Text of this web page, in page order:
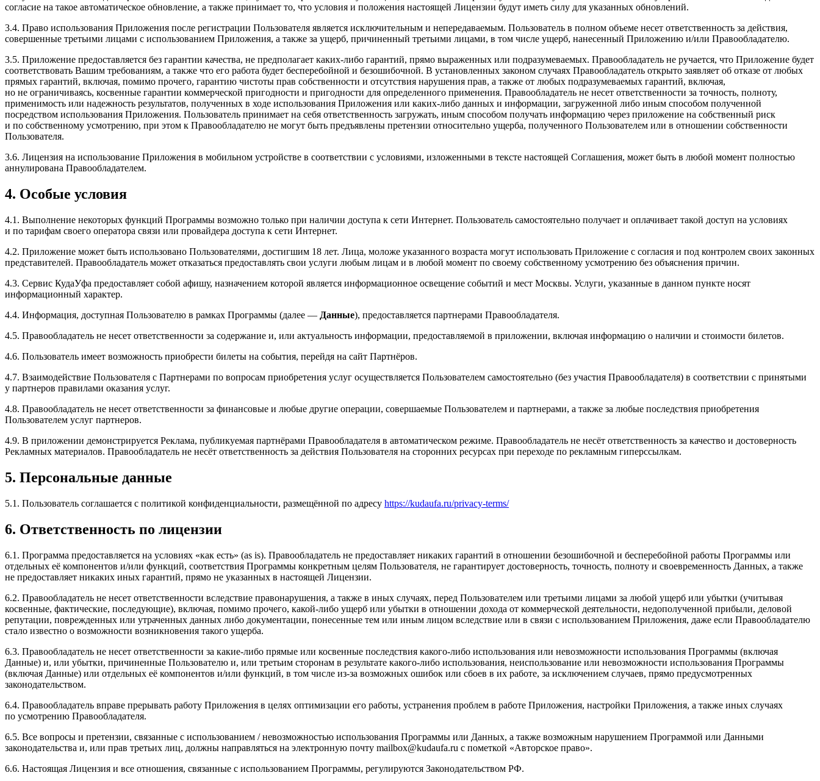
согласие на такое автоматическое обновление, а также принимает то, что условия и положения настоящей Лицензии будут иметь силу для указанных обновлений.
3.4. Право использования Приложения после регистрации Пользователя является исключительным и непередаваемым. Пользователь в полном объеме несет ответственность за действия,
совершенные третьими лицами с использованием Приложения, а также за ущерб, причиненный третьими лицами, в том числе ущерб, нанесенный Приложению и/или Правообладателю.
3.5. Приложение предоставляется без гарантии качества, не предполагает каких-либо гарантий, прямо выраженных или подразумеваемых. Правообладатель не ручается, что Приложение будет
соответствовать Вашим требованиям, а также что его работа будет бесперебойной и безошибочной. В установленных законом случаях Правообладатель открыто заявляет об отказе от любых
прямых гарантий, включая, помимо прочего, гарантию чистоты прав собственности и отсутствия нарушения прав, а также от любых подразумеваемых гарантий, включая,
но не ограничиваясь, косвенные гарантии коммерческой пригодности и пригодности для определенного применения. Правообладатель не несет ответственности за точность, полноту,
применимость или надежность результатов, полученных в ходе использования Приложения или каких-либо данных и информации, загруженной либо иным способом полученной
посредством использования Приложения. Пользователь принимает на себя ответственность загружать, иным способом получать информацию через приложение на собственный риск
и по собственному усмотрению, при этом к Правообладателю не могут быть предъявлены претензии относительно ущерба, полученного Пользователем или в отношении собственности
Пользователя.
3.6. Лицензия на использование Приложения в мобильном устройстве в соответствии с условиями, изложенными в тексте настоящей Соглашения, может быть в любой момент полностью
аннулирована Правообладателем.
4. Особые условия
4.1. Выполнение некоторых функций Программы возможно только при наличии доступа к сети Интернет. Пользователь самостоятельно получает и оплачивает такой доступ на условиях
и по тарифам своего оператора связи или провайдера доступа к сети Интернет.
4.2. Приложение может быть использовано Пользователями, достигшим 18 лет. Лица, моложе указанного возраста могут использовать Приложение с согласия и под контролем своих законных
представителей. Правообладатель может отказаться предоставлять свои услуги любым лицам и в любой момент по своему собственному усмотрению без объяснения причин.
4.3. Сервис КудаУфа предоставляет собой афишу, назначением которой является информационное освещение событий и мест Москвы. Услуги, указанные в данном пункте носят
информационный характер.
4.4. Информация, доступная Пользователю в рамках Программы (далее — Данные), предоставляется партнерами Правообладателя.
4.5. Правообладатель не несет ответственности за содержание и, или актуальность информации, предоставляемой в приложении, включая информацию о наличии и стоимости билетов.
4.6. Пользователь имеет возможность приобрести билеты на события, перейдя на сайт Партнёров.
4.7. Взаимодействие Пользователя с Партнерами по вопросам приобретения услуг осуществляется Пользователем самостоятельно (без участия Правообладателя) в соответствии с принятыми
у партнеров правилами оказания услуг.
4.8. Правообладатель не несет ответственности за финансовые и любые другие операции, совершаемые Пользователем и партнерами, а также за любые последствия приобретения
Пользователем услуг партнеров.
4.9. В приложении демонстрируется Реклама, публикуемая партнёрами Правообладателя в автоматическом режиме. Правообладатель не несёт ответственность за качество и достоверность
Рекламных материалов. Правообладатель не несёт ответственность за действия Пользователя на сторонних ресурсах при переходе по рекламным гиперссылкам.
5. Персональные данные
5.1. Пользователь соглашается с политикой конфиденциальности, размещённой по адресу https://kudaufa.ru/privacy-terms/
6. Ответственность по лицензии
6.1. Программа предоставляется на условиях «как есть» (as is). Правообладатель не предоставляет никаких гарантий в отношении безошибочной и бесперебойной работы Программы или
отдельных её компонентов и/или функций, соответствия Программы конкретным целям Пользователя, не гарантирует достоверность, точность, полноту и своевременность Данных, а также
не предоставляет никаких иных гарантий, прямо не указанных в настоящей Лицензии.
6.2. Правообладатель не несет ответственности вследствие правонарушения, а также в иных случаях, перед Пользователем или третьими лицами за любой ущерб или убытки (учитывая
косвенные, фактические, последующие), включая, помимо прочего, какой-либо ущерб или убытки в отношении дохода от коммерческой деятельности, недополученной прибыли, деловой
репутации, поврежденных или утраченных данных либо документации, понесенные тем или иным лицом вследствие или в связи с использованием Приложения, даже если Правообладателю
стало известно о возможности возникновения такого ущерба.
6.3. Правообладатель не несет ответственности за какие-либо прямые или косвенные последствия какого-либо использования или невозможности использования Программы (включая
Данные) и, или убытки, причиненные Пользователю и, или третьим сторонам в результате какого-либо использования, неиспользование или невозможности использования Программы
(включая Данные) или отдельных её компонентов и/или функций, в том числе из-за возможных ошибок или сбоев в их работе, за исключением случаев, прямо предусмотренных
законодательством.
6.4. Правообладатель вправе прерывать работу Приложения в целях оптимизации его работы, устранения проблем в работе Приложения, настройки Приложения, а также иных случаях
по усмотрению Правообладателя.
6.5. Все вопросы и претензии, связанные с использованием / невозможностью использования Программы или Данных, а также возможным нарушением Программой или Данными
законодательства и, или прав третьих лиц, должны направляться на электронную почту mailbox@kudaufa.ru с пометкой «Авторское право».
6.6. Настоящая Лицензия и все отношения, связанные с использованием Программы, регулируются Законодательством РФ.